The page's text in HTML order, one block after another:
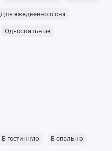
Для ежедневного сна
Односпальные
В гостинную В спальню